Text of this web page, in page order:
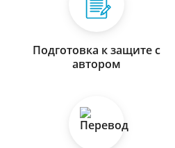
Подготовка к защите с
автором